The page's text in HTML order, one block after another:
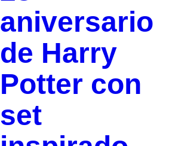
aniversario
de Harry
Potter con
set